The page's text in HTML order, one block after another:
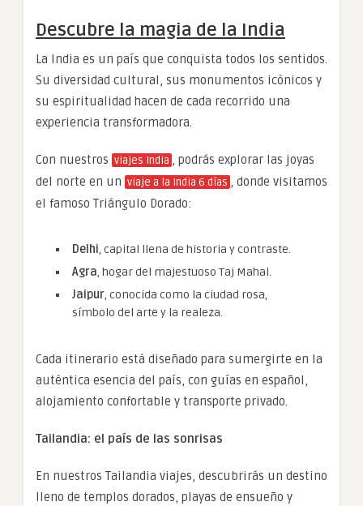
Descubre la magia de la India
La India es un país que conquista todos los sentidos.
Su diversidad cultural, sus monumentos icónicos y
su espiritualidad hacen de cada recorrido una
experiencia transformadora.
Con nuestros viajes India , podrás explorar las joyas
del norte en un viaje a la India 6 días , donde visitamos
el famoso Triángulo Dorado:
Delhi, capital llena de historia y contraste.
Agra, hogar del majestuoso Taj Mahal.
Jaipur, conocida como la ciudad rosa,
símbolo del arte y la realeza.
Cada itinerario está diseñado para sumergirte en la
auténtica esencia del país, con guías en español,
alojamiento confortable y transporte privado.
Tailandia: el país de las sonrisas
En nuestros Tailandia viajes, descubrirás un destino
lleno de templos dorados, playas de ensueño y